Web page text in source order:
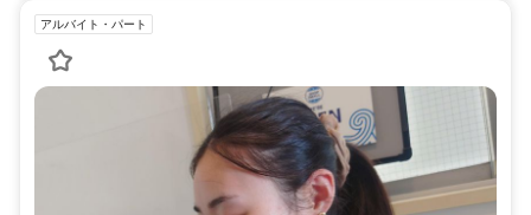
アルバイト・パート